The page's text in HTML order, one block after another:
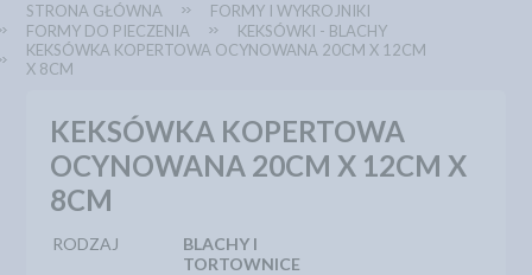
STRONA GŁÓWNA
FORMY I WYKROJNIKI
FORMY DO PIECZENIA
KEKSÓWKI - BLACHY
KEKSÓWKA KOPERTOWA OCYNOWANA 20CM X 12CM
X 8CM
KEKSÓWKA KOPERTOWA
OCYNOWANA 20CM X 12CM X
8CM
RODZAJ
BLACHY I
TORTOWNICE